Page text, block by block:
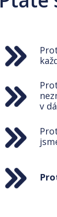
v